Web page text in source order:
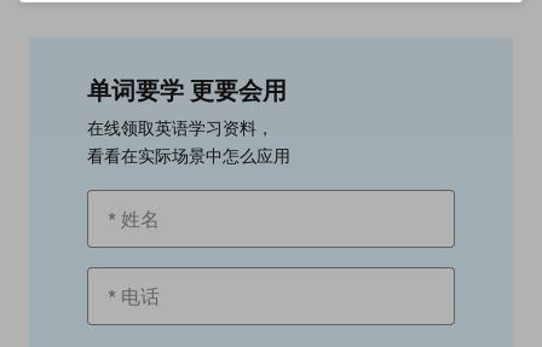
单词要学 更要会用
在线领取英语学习资料，
看看在实际场景中怎么应用